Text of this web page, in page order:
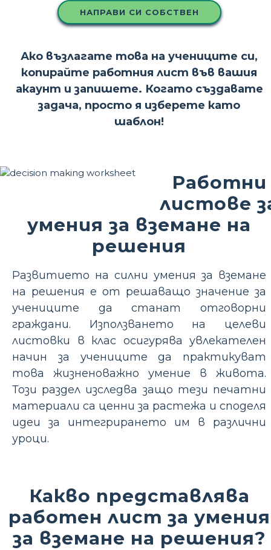
НАПРАВИ СИ СОБСТВЕН
Ако възлагате това на учениците си,
копирайте работния лист във вашия
акаунт и запишете. Когато създавате
задача, просто я изберете като
шаблон!
Работни
листове
умения за вземане на
решения
Развитието на силни умения за вземане
на решения е от решаващо значение за
учениците да станат отговорни
граждани. Използването на целеви
листовки в клас осигурява увлекателен
начин за учениците да практикуват
това жизненоважно умение в живота.
Този раздел изследва защо тези печатни
материали са ценни за растежа и споделя
идеи за интегрирането им в различни
уроци.
Какво представлява
работен лист за умения
за вземане на решения?